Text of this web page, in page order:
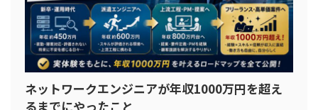
ネットワークエンジニアが年収1000万円を超え
るまでにやったこと